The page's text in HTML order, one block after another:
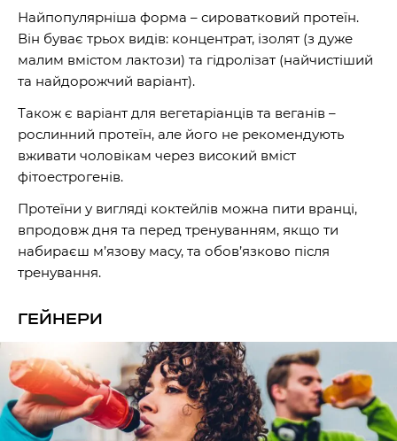
Найпопулярніша форма – сироватковий протеїн.
Він буває трьох видів: концентрат, ізолят (з дуже
малим вмістом лактози) та гідролізат (найчистіший
та найдорожчий варіант).
Також є варіант для вегетаріанців та веганів –
рослинний протеїн, але його не рекомендують
вживати чоловікам через високий вміст
фітоестрогенів.
Протеїни у вигляді коктейлів можна пити вранці,
впродовж дня та перед тренуванням, якщо ти
набираєш м’язову масу, та обов’язково після
тренування.
ГЕЙНЕРИ